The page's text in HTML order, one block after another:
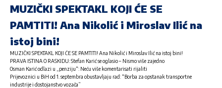
MUZIČKI SPEKTAKL KOJI ĆE SE
PAMTITI! Ana Nikolić i Miroslav Ilić na
istoj bini!
MUZIČKI SPEKTAKL KOJI ĆE SE PAMTITI! Ana Nikolić i Miroslav Ilić na istoj bini!
PRAVA ISTINA O RASKIDU: Stefan Karić se oglasio – Nismo više zajedno
Osman Karić odlazi u „penziju“: Neću više komentarisati rijaliti
Prijevoznici u BiH od 1. septembra obustavljaju rad: “Borba za opstanak transportne
industrije i dostojanstvo vozača”